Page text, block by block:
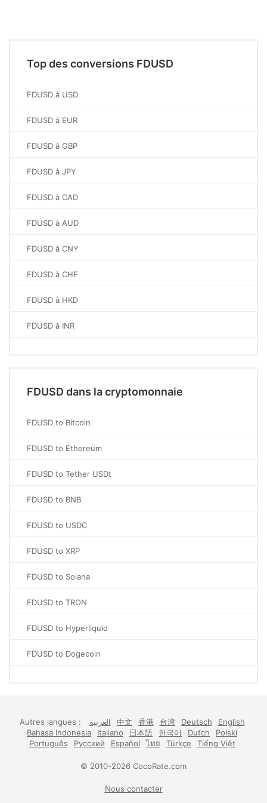
Top des conversions FDUSD
FDUSD à USD
FDUSD à EUR
FDUSD à GBP
FDUSD à JPY
FDUSD à CAD
FDUSD à AUD
FDUSD à CNY
FDUSD à CHF
FDUSD à HKD
FDUSD à INR
FDUSD dans la cryptomonnaie
FDUSD to Bitcoin
FDUSD to Ethereum
FDUSD to Tether USDt
FDUSD to BNB
FDUSD to USDC
FDUSD to XRP
FDUSD to Solana
FDUSD to TRON
FDUSD to Hyperliquid
FDUSD to Dogecoin
Autres langues : العربية 中文 香港 台湾 Deutsch
English
Bahasa Indonesia
Italiano 日本語 한국어 Dutch
Polski
Português
Русский Español ไทย Türkçe Tiếng Việt
© 2010-2026 CocoRate.com
Nous contacter